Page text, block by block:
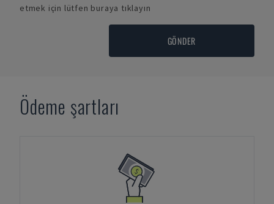
etmek için lütfen buraya tıklayın
GÖNDER
Ödeme şartları